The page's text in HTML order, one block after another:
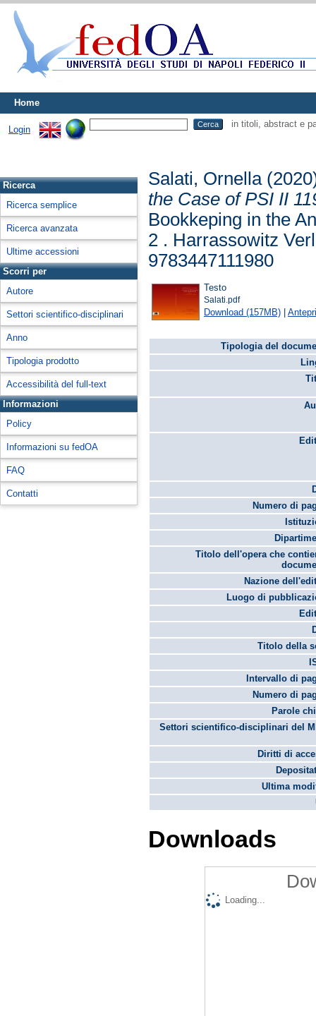
Home
Login
in titoli, abstract e
Ricerca
Ricerca semplice
Ricerca avanzata
Ultime accessioni
Scorri per
Autore
Settori scientifico-disciplinari
Anno
Tipologia prodotto
Accessibilità del full-text
Informazioni
Policy
Informazioni su fedOA
FAQ
Contatti
Salati, Ornella
the Case of PSI II
Bookkeping in the
2 . Harrassowitz
9783447111980
Testo
Salati.pdf
Download (157MB) |
Tipologia del
Numero di
Titolo dell'opera che
Nazione
Luogo di
Titolo della
Intervallo di
Numero di
Parole
Settori scientifico-disciplinari del
Diritti di
Ultima
Downloads
Loading...